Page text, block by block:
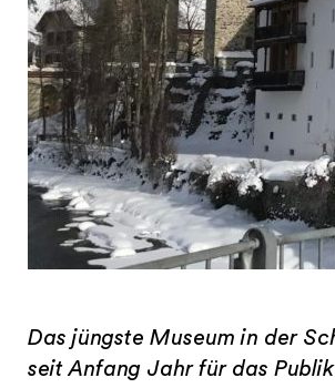
Das jüngste Museum in der
seit Anfang Jahr für das